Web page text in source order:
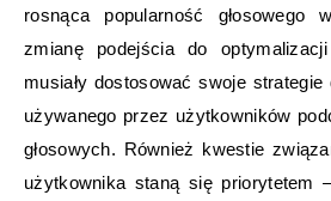
rosnąca popularność głosowego
zmianę podejścia do
musiały dostosować swoje
używanego przez użytkowników
głosowych. Również kwestie
użytkownika staną się priorytetem